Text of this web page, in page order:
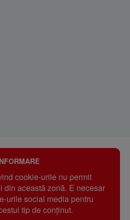
cookie-urile nu permit
din această zonă. E necesar
urile social media pentru
tip de conținut.